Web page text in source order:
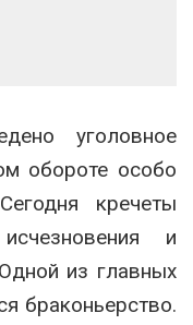
уголовное
обороте особо
кречеты
и
из главных
браконьерство.